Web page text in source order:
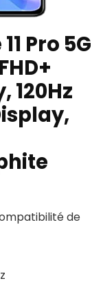
Pro 5G
120Hz
de